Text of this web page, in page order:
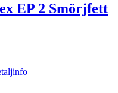
EP 2 Smörjfett